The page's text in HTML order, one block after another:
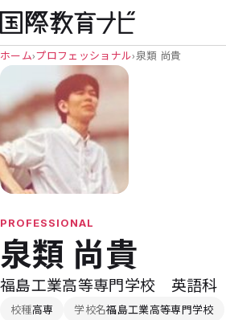
ホーム›プロフェッショナル›泉類 尚貴
PROFESSIONAL
泉類 尚貴
福島工業高等専門学校 英語科
校種高専 学校名福島工業高等専門学校